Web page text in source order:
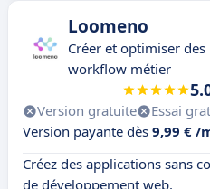
Loomeno
Créer et optimiser des
workflow métier
Version gratuite Essai
Version payante dès 9,99 € /
Créez des applications sans
de développement web.